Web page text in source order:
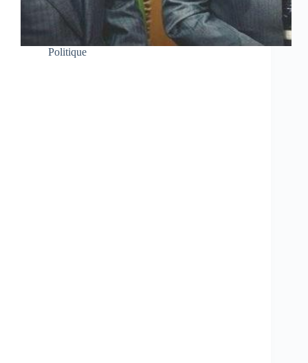
Politique